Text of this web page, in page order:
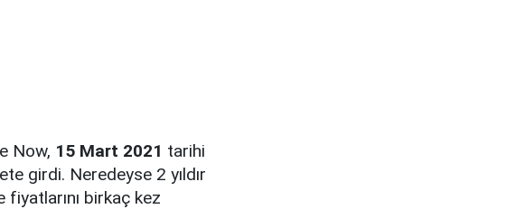
Now, 15 Mart 2021 tarihi
girdi. Neredeyse 2 yıldır
birkaç kez